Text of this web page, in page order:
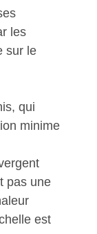
les
sur le
qui
minime
pas une
est